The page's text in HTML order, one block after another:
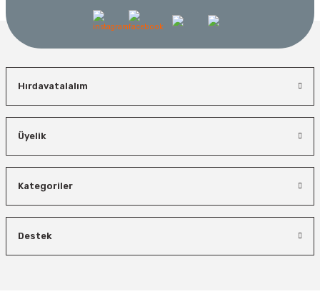
Hırdavatalalım
Üyelik
Kategoriler
Destek